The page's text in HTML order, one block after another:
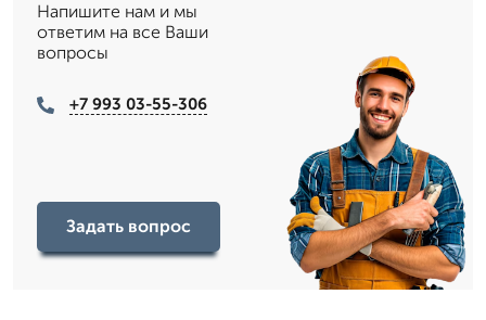
Напишите нам и мы
ответим на все Ваши
вопросы
+7 993 03-55-306
Задать вопрос